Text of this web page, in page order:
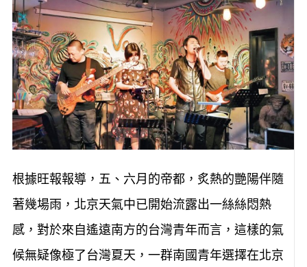
根據旺報報導，五、六月的帝都，炙熱的艷陽伴隨
著幾場雨，北京天氣中已開始流露出一絲絲悶熱
感，對於來自遙遠南方的台灣青年而言，這樣的氣
候無疑像極了台灣夏天，一群南國青年選擇在北京